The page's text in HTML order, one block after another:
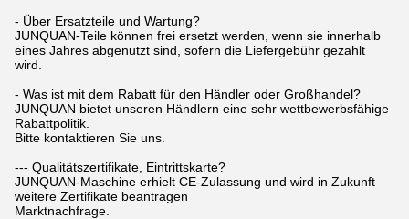
- Über Ersatzteile und Wartung?
JUNQUAN-Teile können frei ersetzt werden, wenn sie innerhalb
eines Jahres abgenutzt sind, sofern die Liefergebühr gezahlt
wird.
- Was ist mit dem Rabatt für den Händler oder Großhandel?
JUNQUAN bietet unseren Händlern eine sehr wettbewerbsfähige
Rabattpolitik.
Bitte kontaktieren Sie uns.
--- Qualitätszertifikate, Eintrittskarte?
JUNQUAN-Maschine erhielt CE-Zulassung und wird in Zukunft
weitere Zertifikate beantragen
Marktnachfrage.